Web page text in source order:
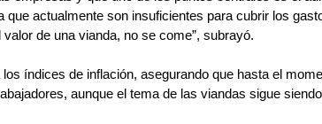
que actualmente son insuficientes para cubrir los
de una vianda, no se come”, subrayó.
índices de inflación, asegurando que hasta el
aunque el tema de las viandas sigue